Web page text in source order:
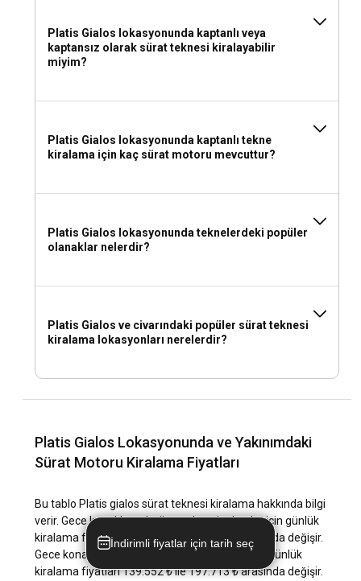
Platis Gialos lokasyonunda kaptanlı veya
kaptansız olarak sürat teknesi kiralayabilir
miyim?
Platis Gialos lokasyonunda kaptanlı tekne
kiralama için kaç sürat motoru mevcuttur?
Platis Gialos lokasyonunda teknelerdeki popüler
olanaklar nelerdir?
Platis Gialos ve civarındaki popüler sürat teknesi
kiralama lokasyonları nerelerdir?
Platis Gialos Lokasyonunda ve Yakınımdaki
Sürat Motoru Kiralama Fiyatları
Bu tablo Platis gialos sürat teknesi kiralama hakkında bilgi
verir. Gece konaklamalı sürat teknesi tekneler için günlük
kiralama fiyatları 139.552 ₺ ile 197.713 ₺ arasında değişir.
Gece konaklamasız sürat teknesi tekneler için günlük
kiralama fiyatları 139.552 ₺ ile 197.713 ₺ arasında değişir.
İndirimli fiyatlar için tarih seç